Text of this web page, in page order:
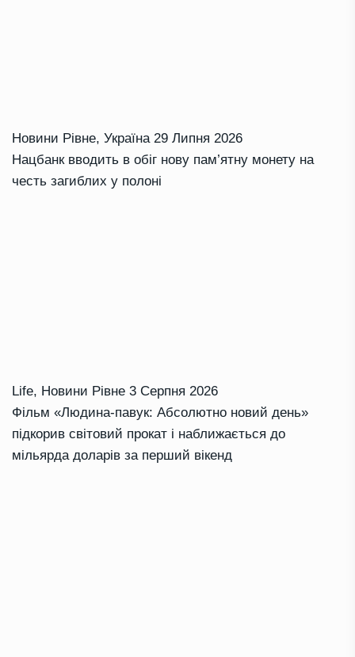
Новини Рівне, Україна 29 Липня 2026
Нацбанк вводить в обіг нову пам’ятну монету на
честь загиблих у полоні
Life, Новини Рівне 3 Серпня 2026
Фільм «Людина-павук: Абсолютно новий день»
підкорив світовий прокат і наближається до
мільярда доларів за перший вікенд